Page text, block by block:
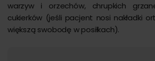
warzyw i orzechów, chrupkich
cukierków (jeśli pacjent nosi nakładki
większą swobodę w posiłkach).